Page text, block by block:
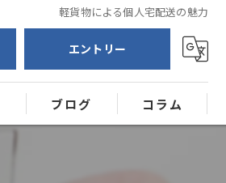
軽貨物による個人宅配送の魅力
エントリー
ブログ コラム